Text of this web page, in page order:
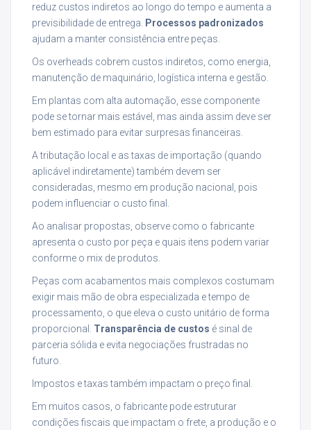
reduz custos indiretos ao longo do tempo e aumenta a
previsibilidade de entrega.
Processos padronizados
ajudam a manter consistência entre peças.
Os overheads cobrem custos indiretos, como energia,
manutenção de maquinário, logística interna e gestão.
Em plantas com alta automação, esse componente
pode se tornar mais estável, mas ainda assim deve ser
bem estimado para evitar surpresas financeiras.
A tributação local e as taxas de importação (quando
aplicável indiretamente) também devem ser
consideradas, mesmo em produção nacional, pois
podem influenciar o custo final.
Ao analisar propostas, observe como o fabricante
apresenta o custo por peça e quais itens podem variar
conforme o mix de produtos.
Peças com acabamentos mais complexos costumam
exigir mais mão de obra especializada e tempo de
processamento, o que eleva o custo unitário de forma
proporcional. Transparência de custos é sinal de
parceria sólida e evita negociações frustradas no
futuro.
Impostos e taxas também impactam o preço final.
Em muitos casos, o fabricante pode estruturar
condições fiscais que impactam o frete, a produção e o